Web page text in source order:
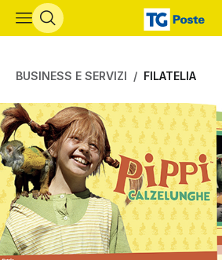
Vai al contenuto principale
BUSINESS E SERVIZI FILATELIA